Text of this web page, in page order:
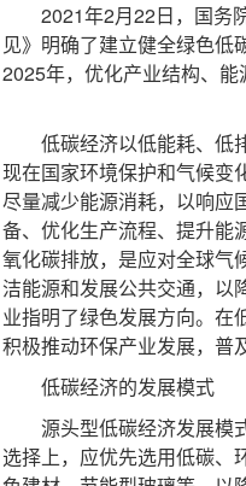
2021年2月22日，国务院
见》明确了建立健全绿色低
2025年，优化产业结构、能
低碳经济以低能耗、低排
现在国家环境保护和气候变
尽量减少能源消耗，以响应
备、优化生产流程、提升能
氧化碳排放，是应对全球气
洁能源和发展公共交通，以
业指明了绿色发展方向。在
积极推动环保产业发展，普
低碳经济的发展模式
源头型低碳经济发展模式
选择上，应优先选用低碳、